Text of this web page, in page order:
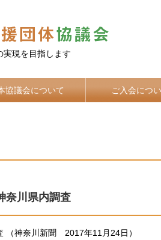
実現を目指します
協議会について ご入会につ
奈川県内調査
（神奈川新聞 2017年11月24日）